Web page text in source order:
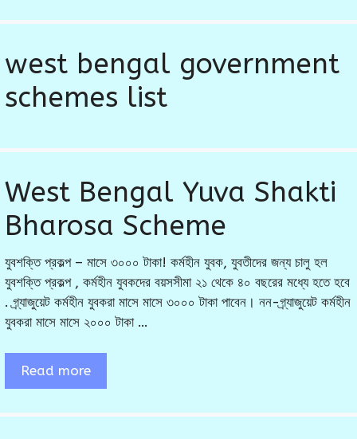
west bengal government
schemes list
West Bengal Yuva Shakti
Bharosa Scheme
যুবশক্তি প্রকল্প – মাসে ৩০০০ টাকা! কর্মহীন যুবক, যুবতীদের জন্য চালু হল
যুবশক্তি প্রকল্প , কর্মহীন যুবকদের বয়সসীমা ২১ থেকে ৪০ বছরের মধ্যে হতে হবে
. গ্র্যাজুয়েট কর্মহীন যুবকরা মাসে মাসে ৩০০০ টাকা পাবেন। নন-গ্র্যাজুয়েট কর্মহীন
যুবকরা মাসে মাসে ২০০০ টাকা …
Read more